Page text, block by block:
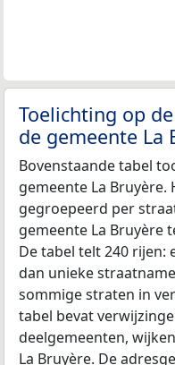
Toelichting op
de gemeente La
Bovenstaande tabel
gemeente La Bruyère.
gegroepeerd per
gemeente La Bruyère
De tabel telt 240 rijen:
dan unieke
sommige straten in
tabel bevat
deelgemeenten,
La Bruyère. De